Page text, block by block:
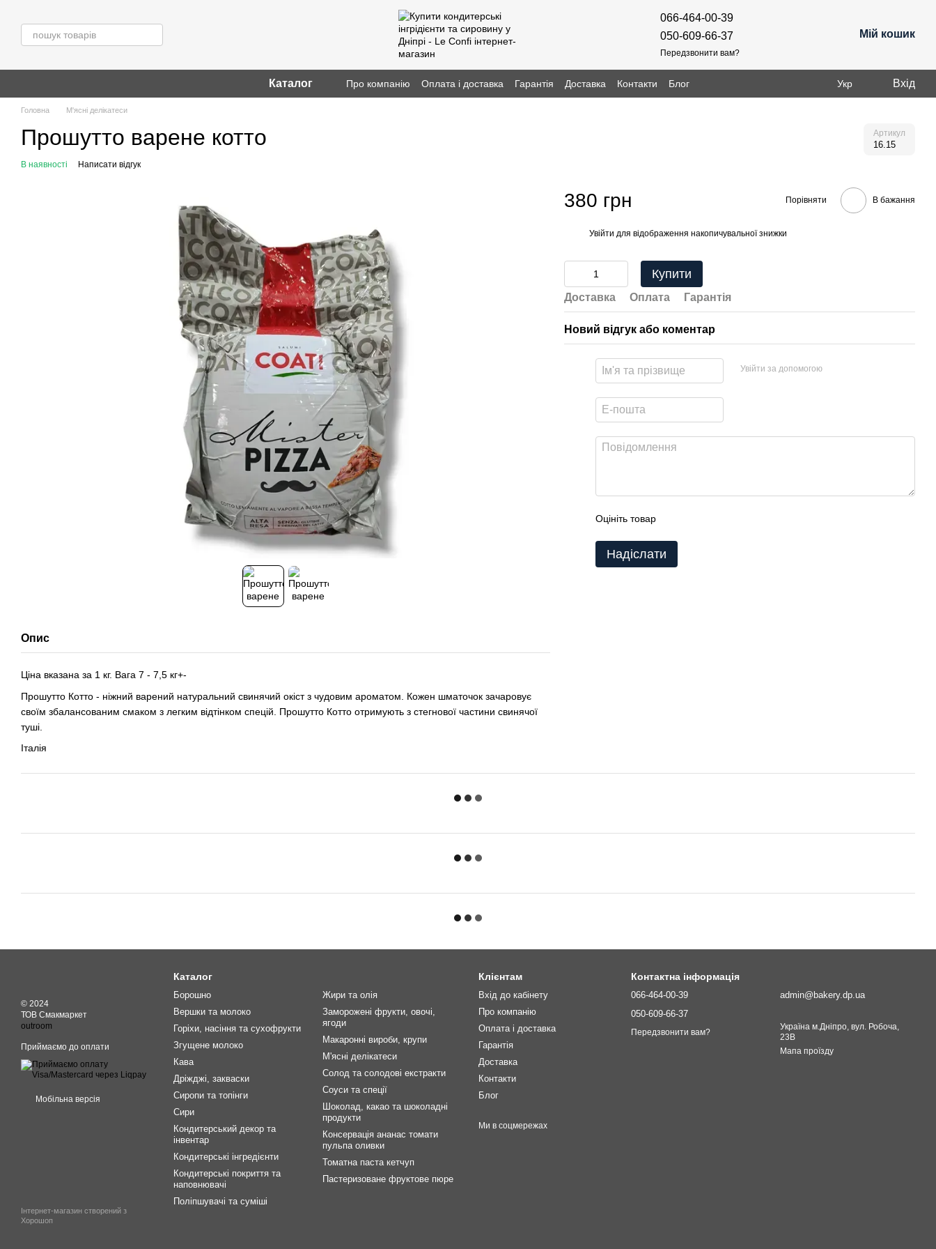
066-464-00-39
050-609-66-37
Передзвонити вам?
Мій кошик
Каталог Про компанію Оплата і доставка Гарантія Доставка Контакти Блог Укр Вхід
Головна М'ясні делікатеси
Прошутто варене котто Артикул
16.15
В наявності Написати відгук
Опис
Ціна вказана за 1 кг. Вага 7 - 7,5 кг+-
Прошутто Котто - ніжний варений натуральний свинячий окіст з чудовим ароматом. Кожен шматочок зачаровує
своїм збалансованим смаком з легким відтінком спецій. Прошутто Котто отримують з стегнової частини свинячої
туші.
Італія
380 грн Порівняти В бажання
Увійти для відображення накопичувальної знижки
Купити
Доставка Оплата Гарантія
Новий відгук або коментар
Увійти за допомогою
Оцініть товар
Надіслати
© 2024
ТОВ Смакмаркет
outroom
Приймаємо до оплати
Мобільна версія
Інтернет-магазин створений з
Хорошоп
Каталог
Борошно
Вершки та молоко
Горіхи, насіння та сухофрукти
Згущене молоко
Кава
Дріжджі, закваски
Сиропи та топінги
Сири
Кондитерський декор та
інвентар
Кондитерські інгредієнти
Кондитерські покриття та
наповнювачі
Поліпшувачі та суміші
Жири та олія
Заморожені фрукти, овочі,
ягоди
Макаронні вироби, крупи
М'ясні делікатеси
Солод та солодові екстракти
Соуси та спеції
Шоколад, какао та шоколадні
продукти
Консервація ананас томати
пульпа оливки
Томатна паста кетчуп
Пастеризоване фруктове пюре
Клієнтам
Вхід до кабінету
Про компанію
Оплата і доставка
Гарантія
Доставка
Контакти
Блог
Ми в соцмережах
Контактна інформація
066-464-00-39
050-609-66-37
Передзвонити вам?
admin@bakery.dp.ua
Україна м.Дніпро, вул. Робоча,
23В
Мапа проїзду